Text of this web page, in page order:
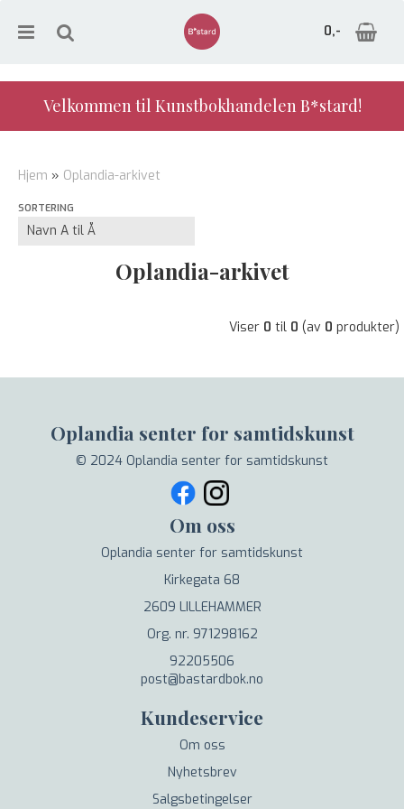
0,-
Velkommen til Kunstbokhandelen B*stard!
Hjem » Oplandia-arkivet
SORTERING
Oplandia-arkivet
Viser 0 til 0 (av 0 produkter)
Oplandia senter for samtidskunst
© 2024 Oplandia senter for samtidskunst
Om oss
Oplandia senter for samtidskunst
Kirkegata 68
2609 LILLEHAMMER
Org. nr. 971298162
92205506
post@bastardbok.no
Kundeservice
Om oss
Nyhetsbrev
Salgsbetingelser